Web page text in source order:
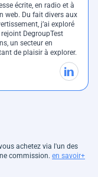
écrite, en radio et à
web. Du fait divers aux
j’ai exploré
DegroupTest
un secteur en
de plaisir à explorer.
achetez via l'un des
commission. en savoir+